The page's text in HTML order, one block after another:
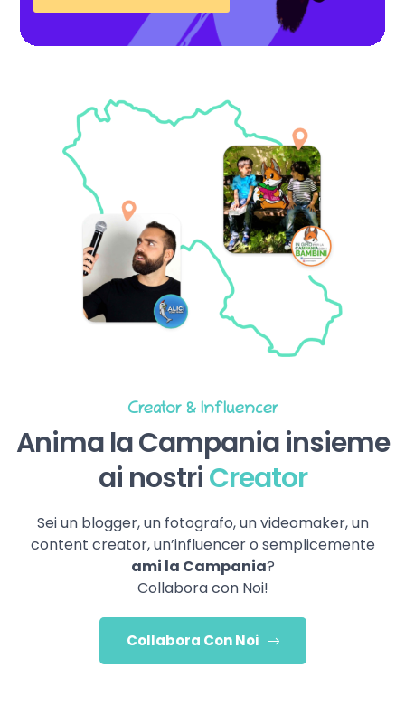
Creator & Influencer
Anima la Campania insieme
ai nostriCreator
Sei un blogger, un fotografo, un videomaker, un
content creator, un’influencer o semplicemente
ami la Campania?
Collabora con Noi!
Collabora Con Noi